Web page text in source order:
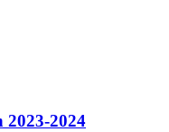
2023-2024